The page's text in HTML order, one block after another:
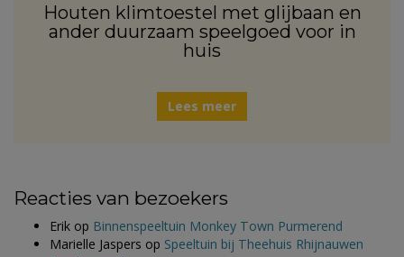
Houten klimtoestel met glijbaan en
ander duurzaam speelgoed voor in
huis
Lees meer
Reacties van bezoekers
Erik op Binnenspeeltuin Monkey Town Purmerend
Marielle Jaspers op Speeltuin bij Theehuis Rhijnauwen